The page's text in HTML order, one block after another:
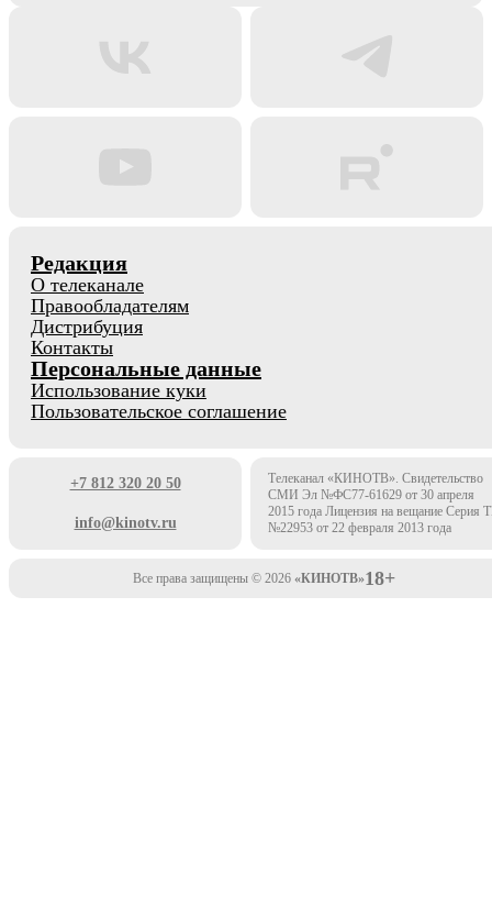
Редакция
О телеканале
Правообладателям
Дистрибуция
Контакты
Персональные данные
Использование куки
Пользовательское соглашение
+7 812 320 20 50
info@kinotv.ru
Телеканал «КИНОТВ». Свидетельство
СМИ Эл №ФС77-61629 от 30 апреля
2015 года Лицензия на вещание Серия
№22953 от 22 февраля 2013 года
Все права защищены © 2026 «КИНОТВ»18+